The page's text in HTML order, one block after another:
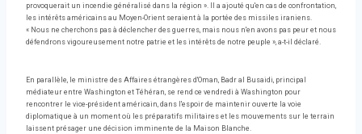
provoquerait un incendie généralisé dans la région ». Il a ajouté qu'en cas de confrontation,
les intérêts américains au Moyen-Orient seraient à la portée des missiles iraniens.
« Nous ne cherchons pas à déclencher des guerres, mais nous n'en avons pas peur et nous
défendrons vigoureusement notre patrie et les intérêts de notre peuple », a-t-il déclaré.
En parallèle, le ministre des Affaires étrangères d'Oman, Badr al Busaidi, principal
médiateur entre Washington et Téhéran, se rend ce vendredi à Washington pour
rencontrer le vice-président américain, dans l'espoir de maintenir ouverte la voie
diplomatique à un moment où les préparatifs militaires et les mouvements sur le terrain
laissent présager une décision imminente de la Maison Blanche.